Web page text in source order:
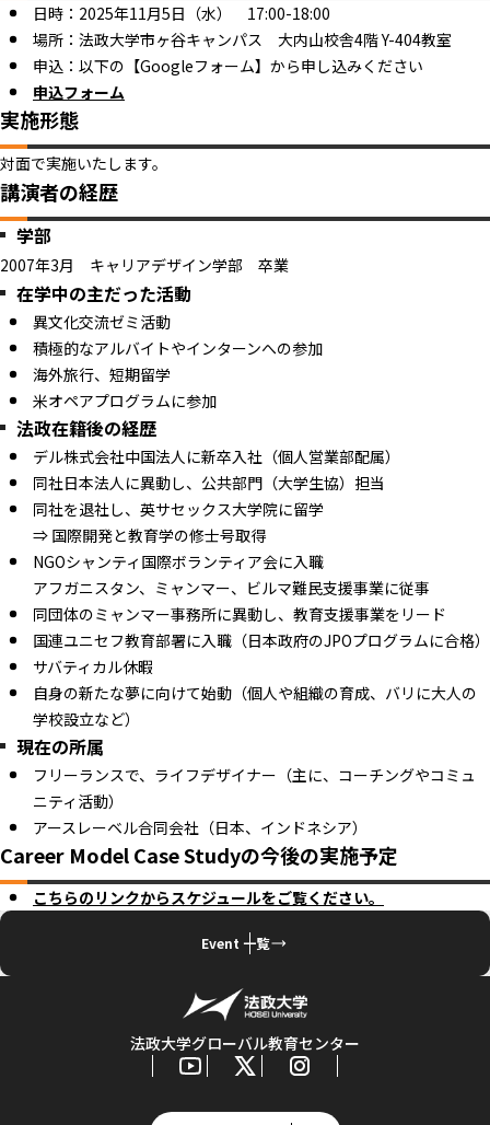
日時：2025年11月5日（水） 17:00-18:00
場所：法政大学市ヶ谷キャンパス 大内山校舎4階 Y-404教室
申込：以下の【Googleフォーム】から申し込みください
申込フォーム
実施形態
対面で実施いたします。
講演者の経歴
学部
2007年3月 キャリアデザイン学部 卒業
在学中の主だった活動
異文化交流ゼミ活動
積極的なアルバイトやインターンへの参加
海外旅行、短期留学
米オペアプログラムに参加
法政在籍後の経歴
デル株式会社中国法人に新卒入社（個人営業部配属）
同社日本法人に異動し、公共部門（大学生協）担当
同社を退社し、英サセックス大学院に留学
⇒ 国際開発と教育学の修士号取得
NGOシャンティ国際ボランティア会に入職
アフガニスタン、ミャンマー、ビルマ難民支援事業に従事
同団体のミャンマー事務所に異動し、教育支援事業をリード
国連ユニセフ教育部署に入職（日本政府のJPOプログラムに合格）
サバティカル休暇
自身の新たな夢に向けて始動（個人や組織の育成、バリに大人の
学校設立など）
現在の所属
フリーランスで、ライフデザイナー（主に、コーチングやコミュ
ニティ活動）
アースレーベル合同会社（日本、インドネシア）
Career Model Case Studyの今後の実施予定
こちらのリンクからスケジュールをご覧ください。
Event 一覧
法政大学グローバル教育センター